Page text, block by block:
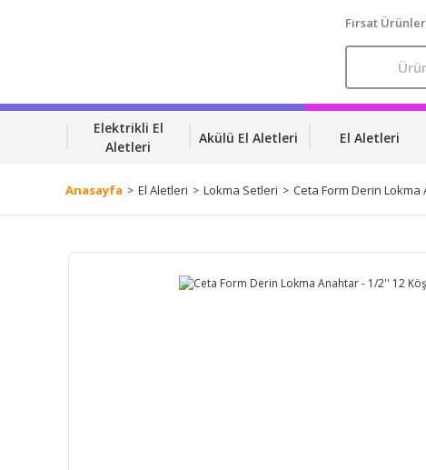
Fırsat
Elektrikli El
Aletleri
Akülü El Aletleri El Aletleri
Anasayfa El Aletleri Lokma Setleri Ceta Form Derin Lokma